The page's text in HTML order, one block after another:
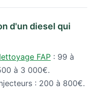
d'un diesel qui
FAP : 99 à
à 3 000€.
: 200 à 800€.